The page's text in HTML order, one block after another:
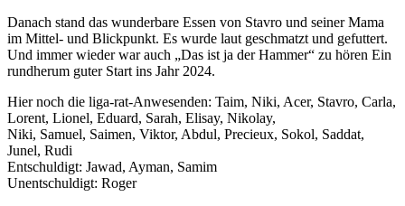
Danach stand das wunderbare Essen von Stavro und seiner Mama
im Mittel- und Blickpunkt. Es wurde laut geschmatzt und gefuttert.
Und immer wieder war auch „Das ist ja der Hammer“ zu hören Ein
rundherum guter Start ins Jahr 2024.
Hier noch die liga-rat-Anwesenden: Taim, Niki, Acer, Stavro, Carla,
Lorent, Lionel, Eduard, Sarah, Elisay, Nikolay,
Niki, Samuel, Saimen, Viktor, Abdul, Precieux, Sokol, Saddat,
Junel, Rudi
Entschuldigt: Jawad, Ayman, Samim
Unentschuldigt: Roger